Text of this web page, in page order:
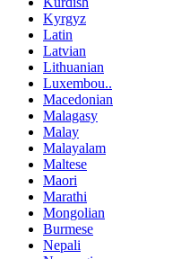
Kyrgyz
Latin
Latvian
Lithuanian
Luxembou..
Macedonian
Malagasy
Malay
Malayalam
Maltese
Maori
Marathi
Mongolian
Burmese
Nepali